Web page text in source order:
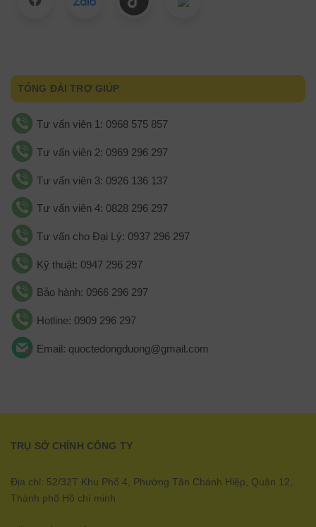
TỔNG ĐÀI TRỢ GIÚP
Tư vấn viên 1: 0968 575 857
Tư vấn viên 2: 0969 296 297
Tư vấn viên 3: 0926 136 137
Tư vấn viên 4: 0828 296 297
Tư vấn cho Đại Lý: 0937 296 297
Kỹ thuật: 0947 296 297
Bảo hành: 0966 296 297
Hotline: 0909 296 297
Email: quoctedongduong@gmail.com
TRỤ SỞ CHÍNH CÔNG TY
Địa chỉ: 52/32T Khu Phố 4, Phường Tân Chánh Hiệp, Quận 12,
Thành phố Hồ chí minh